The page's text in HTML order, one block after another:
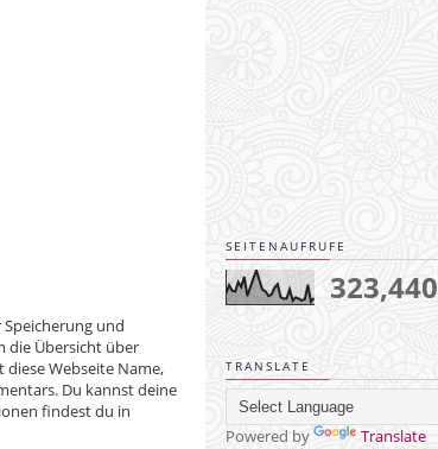
SEITENAUFRUFE
323,440
TRANSLATE
Powered by Translate